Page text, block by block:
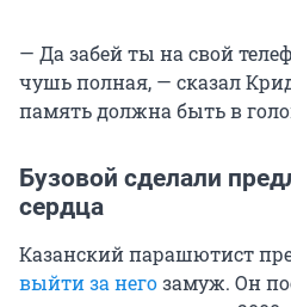
— Да забей ты на свой
чушь полная, — сказал
память должна быть в
Бузовой сделали
сердца
Казанский парашютист
выйти за негозамуж. Он